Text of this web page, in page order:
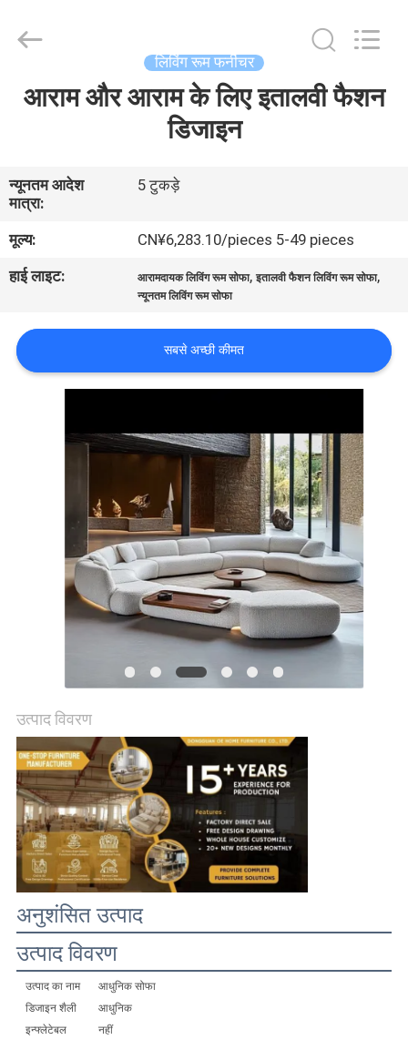
होम
वीडियो
वीआर
हमारे
सभी
मामलों
एक
बोली
का
अनुरोध
साइटमैप
Furniture
Reserved.
लिविंग रूम फर्नीचर
आराम और आराम के लिए इतालवी फैशन
डिजाइन
न्यूनतम आदेश
मात्रा:
5 टुकड़े
मूल्य:
CN¥6,283.10/pieces 5-49 pieces
हाई लाइट:
आरामदायक लिविंग रूम सोफा,इतालवी फैशन लिविंग रूम सोफा,
न्यूनतम लिविंग रूम सोफा
सबसे अच्छी कीमत
उत्पाद विवरण
अनुशंसित उत्पाद
उत्पाद विवरण
उत्पाद का नाम
आधुनिक सोफा
डिजाइन शैली
आधुनिक
इन्फ्लेटेबल
नहीं